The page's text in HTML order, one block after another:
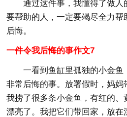
通过这件事，我懂得了做
要帮助的人，一定要竭尽全力帮
后悔。
一件令我后悔的事作文7
一看到鱼缸里孤独的小金
非常后悔的事。放署假时，妈妈
我捞了很多条小金鱼，有红的
漂亮了。我把它们带回家，放